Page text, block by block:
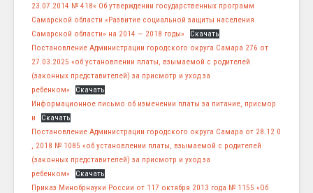
23.07.2014 № 418« Об утверждении государственных программ
Самарской области «Развитие социальной защиты населения
Самарской области» на 2014 — 2018 годы»
Скачать
Постановление Администрации городского округа Самара 276 от
27.03.2025 «об установлении платы, взымаемой с родителей
(законных представителей) за присмотр и уход за
ребенком»
Скачать
Информационное письмо об изменении платы за питание, присмор
и
Скачать
Постановление Администрации городского округа Самара от 28.12 0
, 2018 № 1085 «об установлении платы, взымаемой с родителей
(законных представителей) за присмотр и уход за
ребенком»
Скачать
Приказ Минобрнауки России от 117 октября 2013 года № 1155 «Об